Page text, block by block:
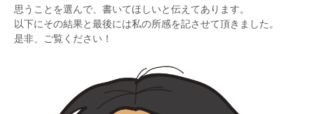
思うことを選んで、書いてほしいと伝えてあります。
以下にその結果と最後には私の所感を記させて頂きました。
是非、ご覧ください！